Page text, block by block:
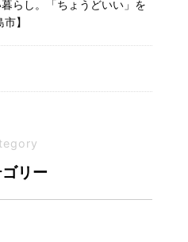
らし。「ちょうどいい」を
】
リー